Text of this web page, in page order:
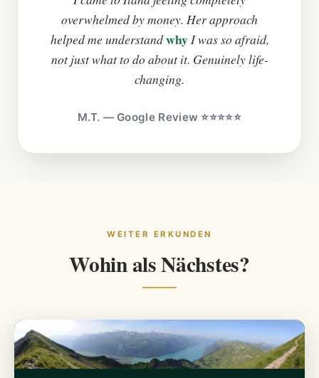
overwhelmed by money. Her approach
helped me understandwhyI was so afraid,
not just what to do about it. Genuinely life-
changing.
M.T. — Google Review ⭐⭐⭐⭐⭐
WEITER ERKUNDEN
Wohin als Nächstes?